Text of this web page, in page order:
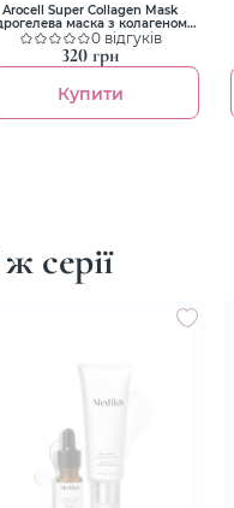
Arocell Super Collagen Mask
маска з колагеном і
пептидами для ліфтингу та
зволоження
0 відгуків
320 грн
Купити
серії